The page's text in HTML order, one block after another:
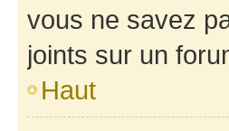
vous ne savez
joints sur un
Haut